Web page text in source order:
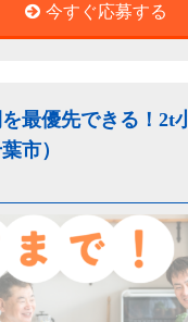
今すぐ応募する
最優先できる！2t
市）